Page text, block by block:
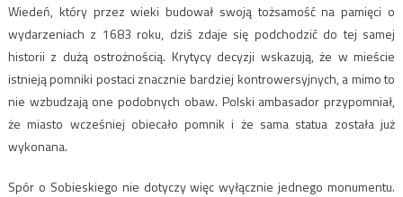
Wiedeń, który przez wieki budował swoją tożsamość na pamięci o
wydarzeniach z 1683 roku, dziś zdaje się podchodzić do tej samej
historii z dużą ostrożnością. Krytycy decyzji wskazują, że w mieście
istnieją pomniki postaci znacznie bardziej kontrowersyjnych, a mimo to
nie wzbudzają one podobnych obaw. Polski ambasador przypomniał,
że miasto wcześniej obiecało pomnik i że sama statua została już
wykonana.
Spór o Sobieskiego nie dotyczy więc wyłącznie jednego monumentu.